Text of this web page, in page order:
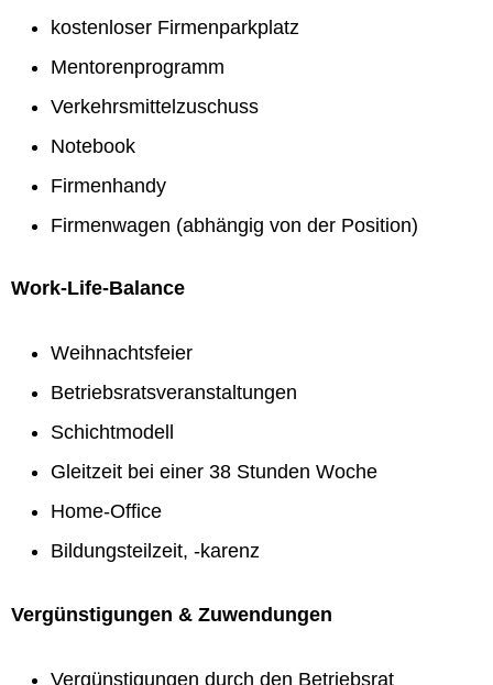
kostenloser Firmenparkplatz
Mentorenprogramm
Verkehrsmittelzuschuss
Notebook
Firmenhandy
Firmenwagen (abhängig von der Position)
Work-Life-Balance
Weihnachtsfeier
Betriebsratsveranstaltungen
Schichtmodell
Gleitzeit bei einer 38 Stunden Woche
Home-Office
Bildungsteilzeit, -karenz
Vergünstigungen & Zuwendungen
Vergünstigungen durch den Betriebsrat